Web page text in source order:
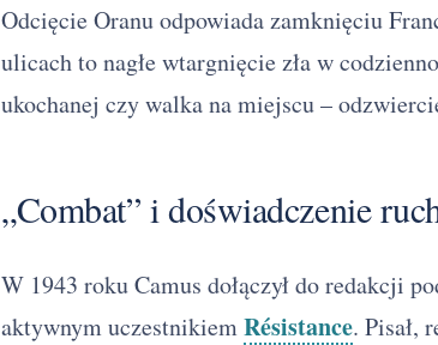
Odcięcie Oranu odpowiada zamknięciu
ulicach to nagłe wtargnięcie zła w
ukochanej czy walka na miejscu –
„Combat” i doświadczenie
W 1943 roku Camus dołączył do redakcji
aktywnym uczestnikiemRésistance. Pisał,